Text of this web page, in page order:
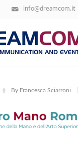
info@dreamcom.it
By Francesca Sciarroni